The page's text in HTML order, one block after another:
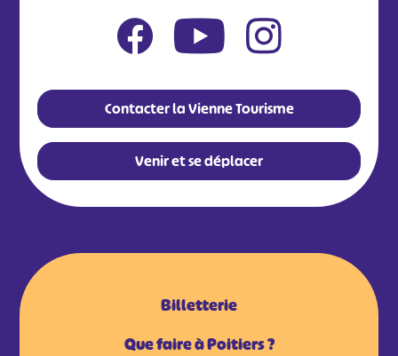
Contacter la Vienne Tourisme
Venir et se déplacer
Billetterie
Que faire à Poitiers ?